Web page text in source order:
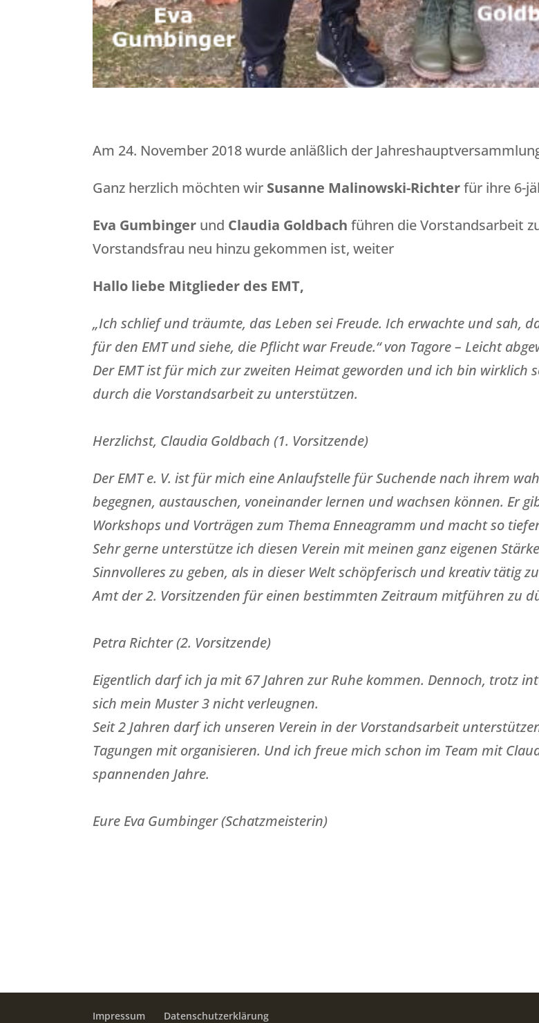
Am 24. November 2018 wurde anläßlich der
Ganz herzlich möchten wir Susanne Malinowski-Richterfür ihre 6-
Eva Gumbinger und Claudia Goldbach führen die Vorstandsarbeit
Vorstandsfrau neu hinzu gekommen ist, weiter
Hallo liebe Mitglieder des EMT,
„Ich schlief und träumte, das Leben sei Freude. Ich erwachte und sah,
für den EMT und siehe, die Pflicht war Freude.“ von Tagore – Leicht
Der EMT ist für mich zur zweiten Heimat geworden und ich bin wirklich
durch die Vorstandsarbeit zu unterstützen.
Herzlichst, Claudia Goldbach (1. Vorsitzende)
Der EMT e. V. ist für mich eine Anlaufstelle für Suchende nach ihrem
begegnen, austauschen, voneinander lernen und wachsen können. Er
Workshops und Vorträgen zum Thema Enneagramm und macht so
Sehr gerne unterstütze ich diesen Verein mit meinen ganz eigenen
Sinnvolleres zu geben, als in dieser Welt schöpferisch und kreativ tätig
Amt der 2. Vorsitzenden für einen bestimmten Zeitraum mitführen zu
Petra Richter (2. Vorsitzende)
Eigentlich darf ich ja mit 67 Jahren zur Ruhe kommen. Dennoch, trotz
sich mein Muster 3 nicht verleugnen.
Seit 2 Jahren darf ich unseren Verein in der Vorstandsarbeit
Tagungen mit organisieren. Und ich freue mich schon im Team mit
spannenden Jahre.
Eure Eva Gumbinger (Schatzmeisterin)
Impressum Datenschutzerklärung